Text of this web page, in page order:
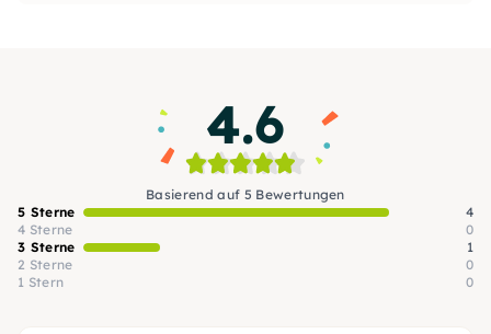
4.6
Basierend auf 5 Bewertungen
5 Sterne
4
4 Sterne
0
3 Sterne
1
2 Sterne
0
1 Stern
0